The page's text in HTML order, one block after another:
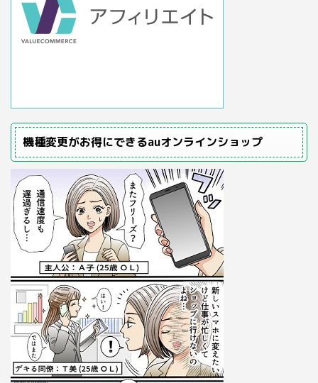
機種変更がお得にできるauオンラインショップ